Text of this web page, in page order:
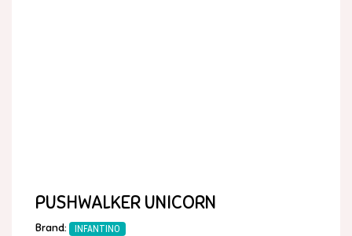
PUSHWALKER UNICORN
Brand: INFANTINO